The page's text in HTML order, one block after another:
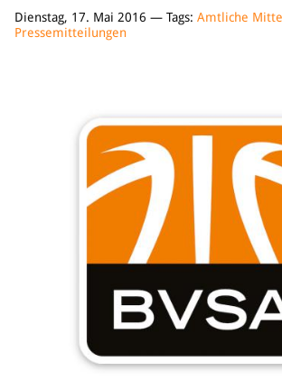
Dienstag, 17. Mai 2016 — Tags: Amtliche
Pressemitteilungen